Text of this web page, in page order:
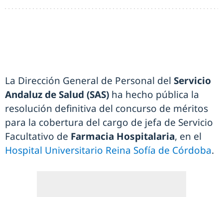
La Dirección General de Personal del Servicio
Andaluz de Salud (SAS) ha hecho pública la
resolución definitiva del concurso de méritos
para la cobertura del cargo de jefa de Servicio
Facultativo de Farmacia Hospitalaria, en el
Hospital Universitario Reina Sofía de Córdoba.